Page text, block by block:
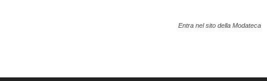
Entra nel sito della Modateca